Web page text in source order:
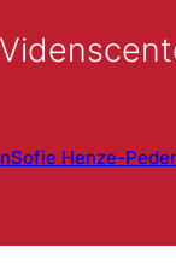
Sofie Henze-